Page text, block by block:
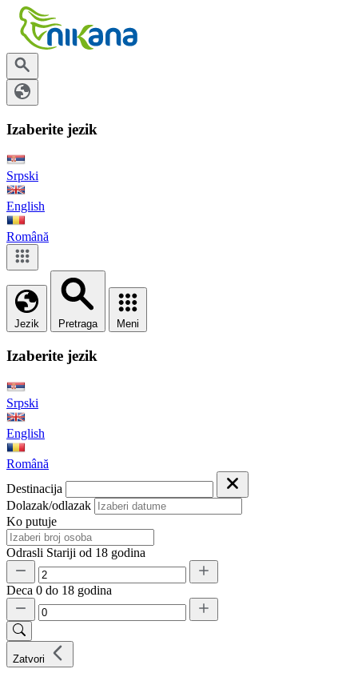
Izaberite jezik
Srpski
English
Română
Jezik Pretraga Meni
Izaberite jezik
Srpski
English
Română
Destinacija
Dolazak/odlazak
Ko putuje
Odrasli Stariji od 18 godina
Deca 0 do 18 godina
Zatvori